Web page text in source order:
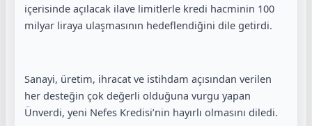
içerisinde açılacak ilave limitlerle kredi hacminin 100
milyar liraya ulaşmasının hedeflendiğini dile getirdi.
Sanayi, üretim, ihracat ve istihdam açısından verilen
her desteğin çok değerli olduğuna vurgu yapan
Ünverdi, yeni Nefes Kredisi’nin hayırlı olmasını diledi.